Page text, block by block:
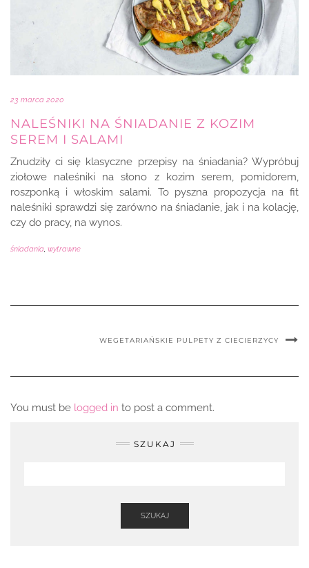
23 marca 2020
NALEŚNIKI NA ŚNIADANIE Z KOZIM
SEREM I SALAMI
Znudziły ci się klasyczne przepisy na śniadania? Wypróbuj
ziołowe naleśniki na słono z kozim serem, pomidorem,
roszponką i włoskim salami. To pyszna propozycja na fit
naleśniki sprawdzi się zarówno na śniadanie, jak i na kolację,
czy do pracy, na wynos.
śniadania, wytrawne
WEGETARIAŃSKIE PULPETY Z CIECIERZYCY
You must be logged in to post a comment.
SZUKAJ
SZUKAJ